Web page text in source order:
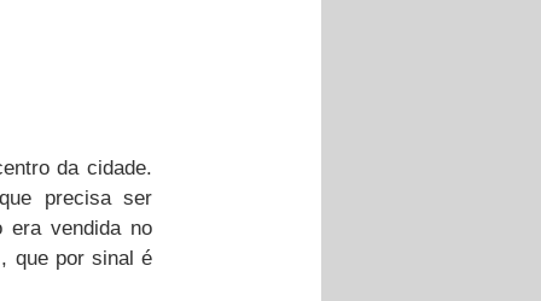
da cidade.
precisa ser
era vendida no
que por sinal é